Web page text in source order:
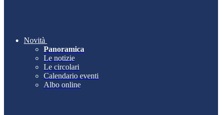
Novità
Panoramica
Le notizie
Le circolari
Calendario eventi
Albo online